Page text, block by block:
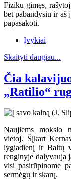
Fiziku gimęs,
bet pabandysiu ir aš
papasakoti.
Įvykiai
Skaityti daugiau...
Čia
„Ratilio“
Naujiems mokslo
vietoj. Šįkart
lygiadienį ir Baltų
renginyje dalyvauja
visi pasirūpinome
sermėgų ir skarų.